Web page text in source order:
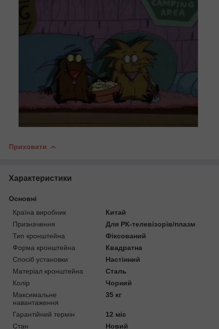
Приховати
Характеристики
Основні
Країна виробник
Китай
Призначення
Для РК-телевізорів/плазм
Тип кронштейна
Фіксований
Форма кронштейна
Квадратна
Спосіб установки
Настінний
Матеріал кронштейна
Сталь
Колір
Чорний
Максимальне
навантаження
35 кг
Гарантійний термін
12 міс
Стан
Новий